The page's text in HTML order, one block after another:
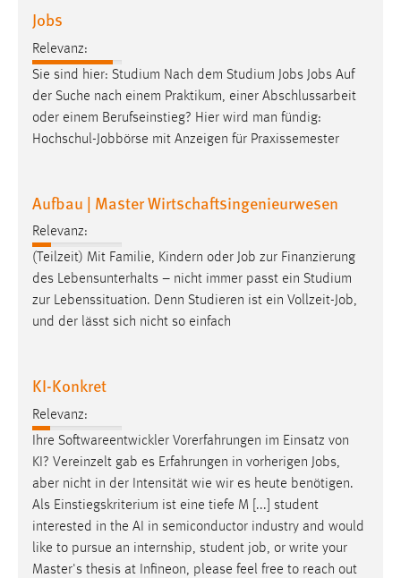
Jobs
Relevanz:
Sie sind hier: Studium Nach dem Studium Jobs Jobs Auf
der Suche nach einem Praktikum, einer Abschlussarbeit
oder einem Berufseinstieg? Hier wird man fündig:
Hochschul-Jobbörse mit Anzeigen für Praxissemester
Aufbau | Master Wirtschaftsingenieurwesen
Relevanz:
(Teilzeit) Mit Familie, Kindern oder Job zur Finanzierung
des Lebensunterhalts – nicht immer passt ein Studium
zur Lebenssituation. Denn Studieren ist ein Vollzeit-Job,
und der lässt sich nicht so einfach
KI-Konkret
Relevanz:
Ihre Softwareentwickler Vorerfahrungen im Einsatz von
KI? Vereinzelt gab es Erfahrungen in vorherigen Jobs,
aber nicht in der Intensität wie wir es heute benötigen.
Als Einstiegskriterium ist eine tiefe M [...] student
interested in the AI in semiconductor industry and would
like to pursue an internship, student job, or write your
Master's thesis at Infineon, please feel free to reach out
Max. 13 Monate
MARKETING
Sie tun dies, indem sie Besucher über Websites
hinweg verfolgen.
Google Ads
Name:
_gcl_au
Conversion-Tracking
Cookie Laufzeit:
Facebook Pixel
Name: